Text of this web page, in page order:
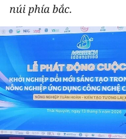
GIÁO DỤC
KHOA HỌC - CÔNG NGHỆ
MÔI TRƯỜNG
BẠN ĐỌC
núi phía bắc.